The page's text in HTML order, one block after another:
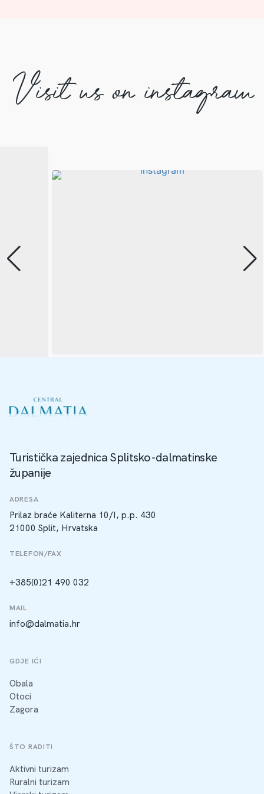
Visit us on instagram
Turistička zajednica Splitsko-dalmatinske
županije
ADRESA
Prilaz braće Kaliterna 10/I, p.p. 430
21000 Split, Hrvatska
TELEFON/FAX
+385(0)21 490 032
MAIL
info@dalmatia.hr
GDJE IĆI
Obala
Otoci
Zagora
ŠTO RADITI
Aktivni turizam
Ruralni turizam